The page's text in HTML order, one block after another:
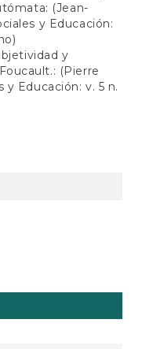
(Jean-
y Educación:
y
(Pierre
y Educación: v. 5 n.